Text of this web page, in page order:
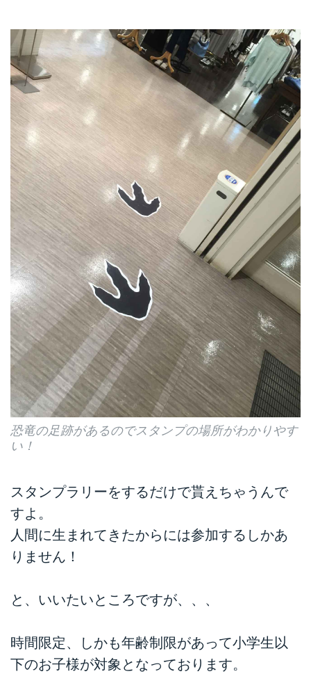
恐竜の足跡があるのでスタンプの場所がわかりやす
い！
スタンプラリーをするだけで貰えちゃうんで
すよ。
人間に生まれてきたからには参加するしかあ
りません！
と、いいたいところですが、、、
時間限定、しかも年齢制限があって小学生以
下のお子様が対象となっております。